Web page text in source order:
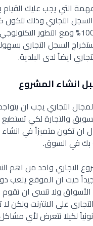
التي يجب عليك القيام
التجاري وذلك لتكون
مشروعك قانونية 100% ومع التطور
السجل التجاري
ايضاً لدى البلدية.
انشاء المشروع
التجاري يجب ان
والتجارة لكي
ان تكون متميزاً في
في السوق.
التجاري واحد من اهم
جيداً حيث ان الموقع يلعب
ولا تنسى ان
على الانترنت ولكن
لكيلا تتعرض لأي